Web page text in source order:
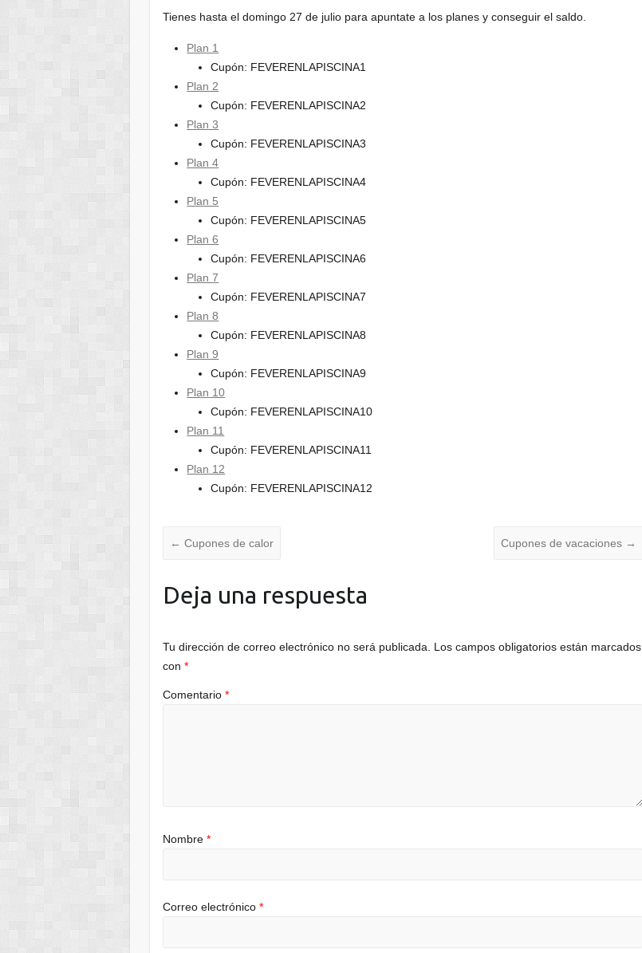
Tienes hasta el domingo 27 de julio para apuntate a los planes y conseguir el saldo.
Plan 1
Cupón: FEVERENLAPISCINA1
Plan 2
Cupón: FEVERENLAPISCINA2
Plan 3
Cupón: FEVERENLAPISCINA3
Plan 4
Cupón: FEVERENLAPISCINA4
Plan 5
Cupón: FEVERENLAPISCINA5
Plan 6
Cupón: FEVERENLAPISCINA6
Plan 7
Cupón: FEVERENLAPISCINA7
Plan 8
Cupón: FEVERENLAPISCINA8
Plan 9
Cupón: FEVERENLAPISCINA9
Plan 10
Cupón: FEVERENLAPISCINA10
Plan 11
Cupón: FEVERENLAPISCINA11
Plan 12
Cupón: FEVERENLAPISCINA12
← Cupones de calor Cupones de vacaciones →
Deja una respuesta
Tu dirección de correo electrónico no será publicada. Los campos obligatorios están marcados
con*
Comentario*
Nombre*
Correo electrónico*